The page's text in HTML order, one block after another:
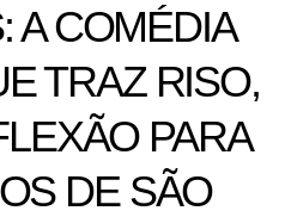
A COMÉDIA
TRAZ RISO,
PARA
DE SÃO